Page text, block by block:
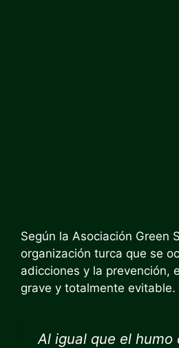
Según la Asociación Green
organización turca que se
adicciones y la prevención,
grave y totalmente evitable.
Al igual que el humo